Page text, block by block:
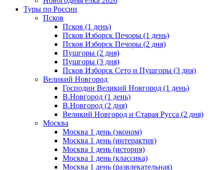
Туры по России
Псков
Псков (1 день)
Псков Изборск Печоры (1 день)
Псков Изборск Печоры (2 дня)
Пушгоры (2 дня)
Пушгоры (3 дня)
Псков Изборск Сето и Пушгоры (3 дня)
Великий Новгород
Господин Великий Новгород (1 день)
В.Новгород (1 день)
В.Новгород (2 дня)
Великий Новгород и Старая Русса (2 дня)
Москва
Москва 1 день (эконом)
Москва 1 день (интерактив)
Москва 1 день (история)
Москва 1 день (классика)
Москва 1 день (развлекательная)